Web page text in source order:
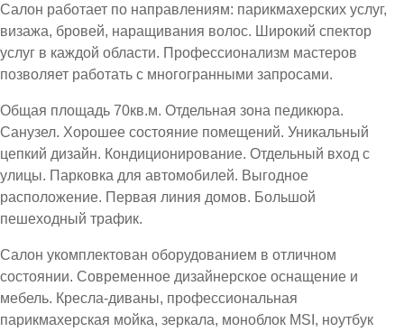
Салон работает по направлениям: парикмахерских услуг,
визажа, бровей, наращивания волос. Широкий спектор
услуг в каждой области. Профессионализм мастеров
позволяет работать с многогранными запросами.
Общая площадь 70кв.м. Отдельная зона педикюра.
Санузел. Хорошее состояние помещений. Уникальный
цепкий дизайн. Кондиционирование. Отдельный вход с
улицы. Парковка для автомобилей. Выгодное
расположение. Первая линия домов. Большой
пешеходный трафик.
Салон укомплектован оборудованием в отличном
состоянии. Современное дизайнерское оснащение и
мебель. Кресла-диваны, профессиональная
парикмахерская мойка, зеркала, моноблок MSI, ноутбук